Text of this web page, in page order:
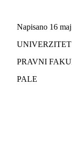
Napisano 16
PRAVNI
PALE